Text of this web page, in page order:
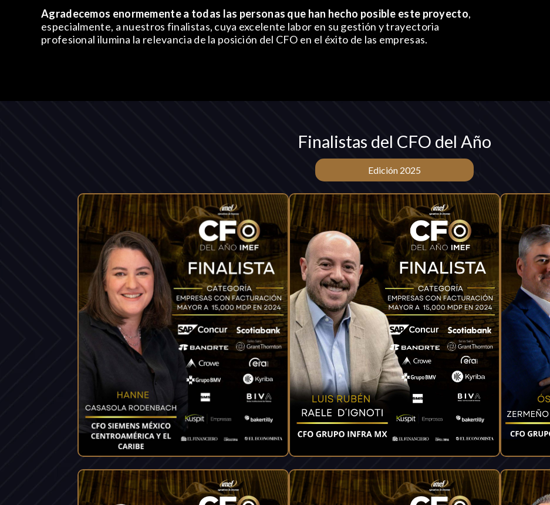
Agradecemos enormemente a todas las personas que han hecho posible este proyecto,
especialmente, a nuestros finalistas, cuya excelente labor en su gestión y trayectoria
profesional ilumina la relevancia de la posición del CFO en el éxito de las empresas.
Finalistas del CFO del Año
Edición 2025